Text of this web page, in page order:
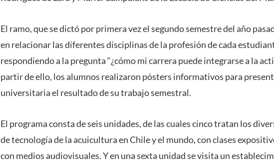
El ramo, que se dictó por primera vez el segundo semestre del año
en relacionar las diferentes disciplinas de la profesión de cada
respondiendo a la pregunta “¿cómo mi carrera puede integrarse a la
partir de ello, los alumnos realizaron pósters informativos para
universitaria el resultado de su trabajo semestral.
El programa consta de seis unidades, de las cuales cinco tratan los
de tecnología de la acuicultura en Chile y el mundo, con clases
con medios audiovisuales. Y en una sexta unidad se visita un